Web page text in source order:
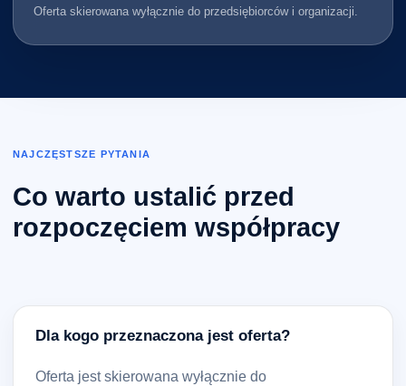
Oferta skierowana wyłącznie do przedsiębiorców i organizacji.
NAJCZĘSTSZE PYTANIA
Co warto ustalić przed
rozpoczęciem współpracy
Dla kogo przeznaczona jest oferta?
Oferta jest skierowana wyłącznie do